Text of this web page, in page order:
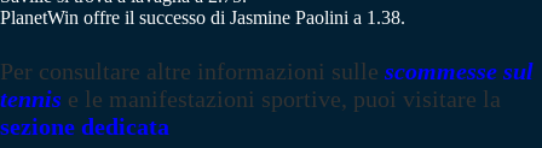
PlanetWin offre il successo di Jasmine Paolini a 1.38.
Per consultare altre informazioni sulle scommesse sul
tennis e le manifestazioni sportive, puoi visitare la
sezione dedicata